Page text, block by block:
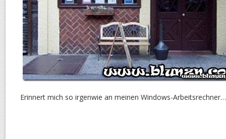
Erinnert mich so irgenwie an meinen Windows-